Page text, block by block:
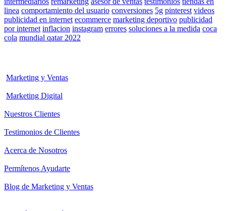
linea comportamiento del usuario conversiones 5g pinterest videos
publicidad en internet ecommerce marketing deportivo publicidad
por internet inflacion instagram errores soluciones a la medida coca
cola mundial qatar 2022
Marketing y Ventas
Marketing Digital
Nuestros Clientes
Testimonios de Clientes
Acerca de Nosotros
Permítenos Ayudarte
Blog de Marketing y Ventas